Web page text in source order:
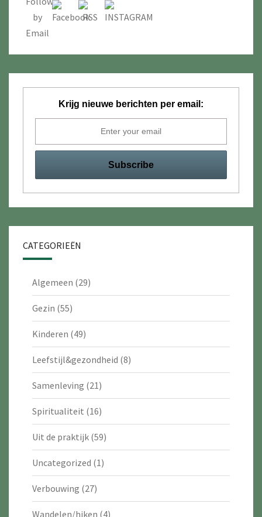
Krijg nieuwe berichten per email:
CATEGORIEËN
Algemeen (29)
Gezin (55)
Kinderen (49)
Leefstijl&gezondheid (8)
Samenleving (21)
Spiritualiteit (16)
Uit de praktijk (59)
Uncategorized (1)
Verbouwing (27)
Wandelen/hiken (4)